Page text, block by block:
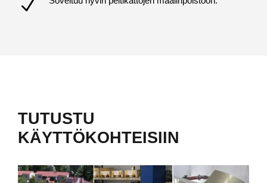
TUTUSTU
KÄYTTÖKOHTEISIIN